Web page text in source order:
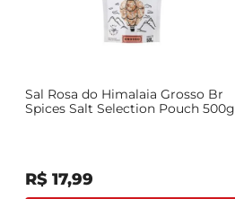
Sal Rosa do Himalaia Grosso Br
Spices Salt Selection Pouch 500g
R$ 17,99